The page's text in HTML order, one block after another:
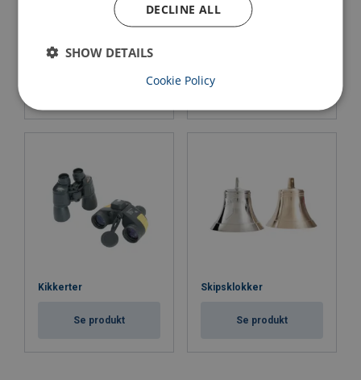
Radiour
Kikkerter
Se produkt
Skipsklokker
Se produkt
DECLINE ALL
SHOW DETAILS
Cookie Policy